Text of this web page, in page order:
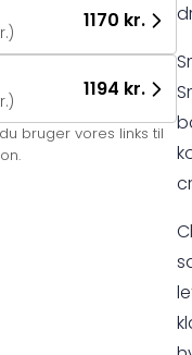
1170 kr.
1194 kr.
bruger vores links til